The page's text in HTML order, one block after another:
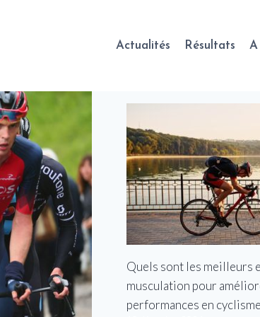
Actualités Résultats A
Quels sont les meilleurs
musculation pour
performances en